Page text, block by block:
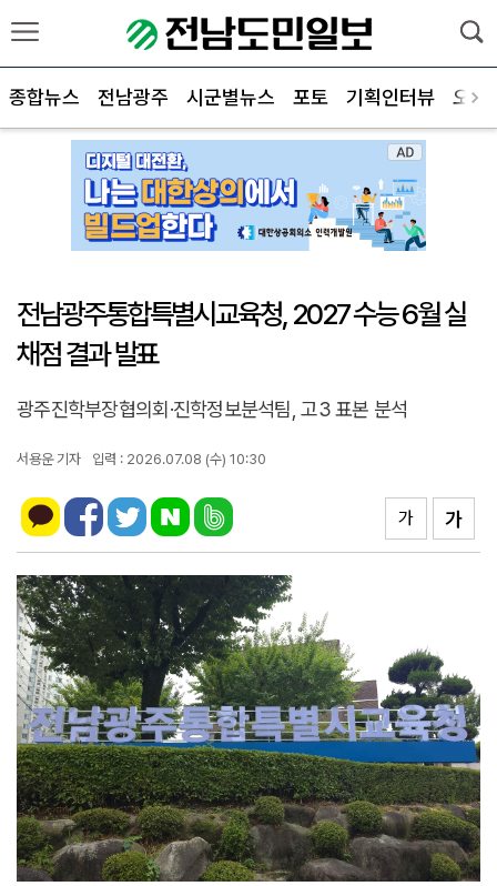
종합뉴스 전남광주 시군별뉴스 포토 기획인터뷰 오피
전남광주통합특별시교육청, 2027 수능 6월 실
채점 결과 발표
광주진학부장협의회·진학정보분석팀, 고3 표본 분석
서용운 기자 입력 : 2026.07.08 (수) 10:30
가
가